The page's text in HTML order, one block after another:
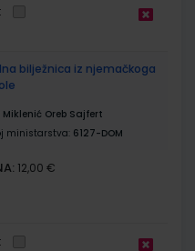
bilježnica iz njemačkoga
Oreb Sajfert
ministarstva: 6127-DOM
12,00 €